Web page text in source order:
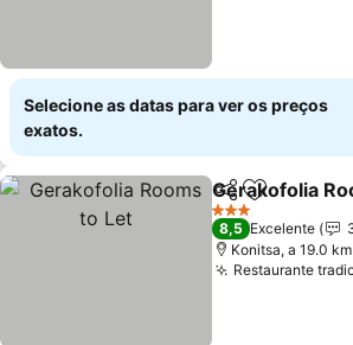
Selecione as datas para ver os preços
exatos.
PartilharAdicionar
Gerakofolia
3 Estrelas
8,5 Excelente
Konitsa, a 19.0
Restaurante